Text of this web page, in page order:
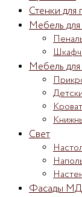
Стенки для
Мебель
Мебель для
Свет
Фасады